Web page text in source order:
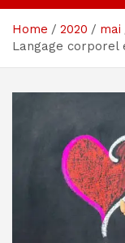
Home 2020 mai
Langage corporel